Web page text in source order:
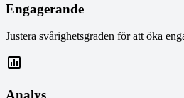
Engagerande
Justera svårighetsgraden för att öka
Analys